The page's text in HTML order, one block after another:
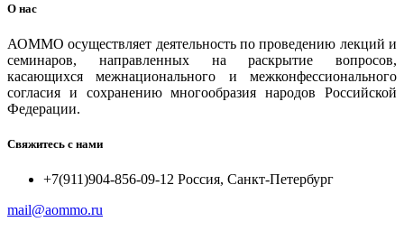
О нас
АОММО осуществляет деятельность по проведению лекций и
семинаров, направленных на раскрытие вопросов,
касающихся межнационального и межконфессионального
согласия и сохранению многообразия народов Российской
Федерации.
Свяжитесь с нами
+7(911)904-856-09-12 Россия, Санкт-Петербург
mail@aommo.ru